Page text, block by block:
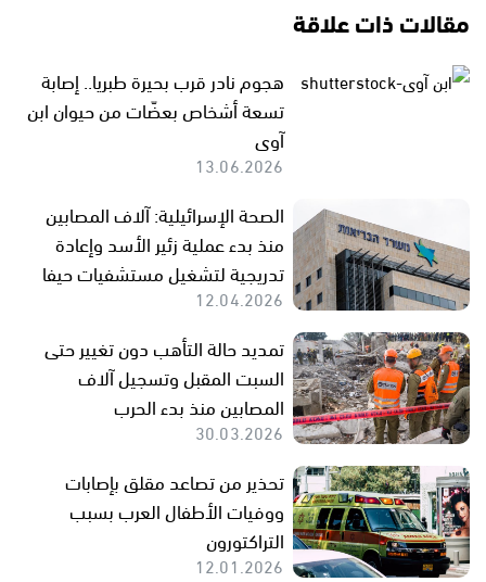
مقالات ذات علاقة
هجوم نادر قرب بحيرة طبريا.. إصابة
تسعة أشخاص بعضّات من حيوان ابن
آوى
13.06.2026
الصحة الإسرائيلية: آلاف المصابين
منذ بدء عملية زئير الأسد وإعادة
تدريجية لتشغيل مستشفيات حيفا
12.04.2026
تمديد حالة التأهب دون تغيير حتى
السبت المقبل وتسجيل آلاف
المصابين منذ بدء الحرب
30.03.2026
تحذير من تصاعد مقلق بإصابات
ووفيات الأطفال العرب بسبب
التراكتورون
12.01.2026